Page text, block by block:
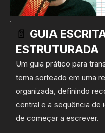
📄 GUIA
ESTRUTURADA
Um guia prático para
tema sorteado em uma
organizada, definindo
central e a sequência de
de começar a escrever.